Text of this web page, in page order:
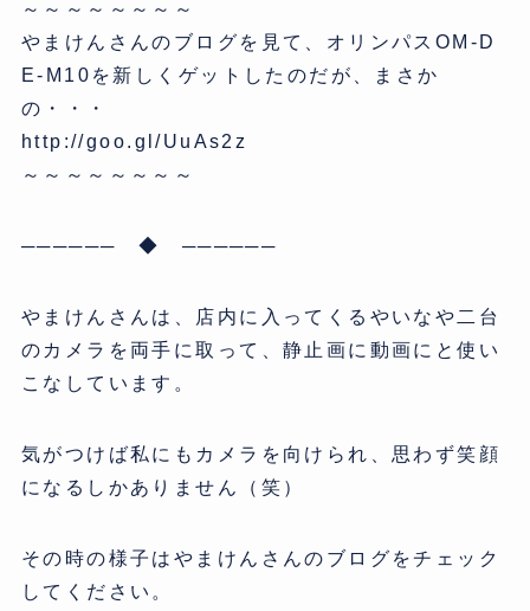
～～～～～～～～
やまけんさんのブログを見て、オリンパスOM-D
E-M10を新しくゲットしたのだが、まさか
の・・・
http://goo.gl/UuAs2z
～～～～～～～～
────── ◆ ──────
やまけんさんは、店内に入ってくるやいなや二台
のカメラを両手に取って、静止画に動画にと使い
こなしています。
気がつけば私にもカメラを向けられ、思わず笑顔
になるしかありません（笑）
その時の様子はやまけんさんのブログをチェック
してください。